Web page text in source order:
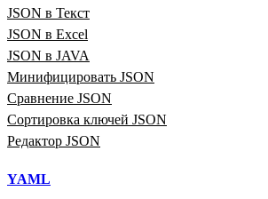
JSON в Текст
JSON в Excel
JSON в JAVA
Минифицировать JSON
Сравнение JSON
Сортировка ключей JSON
Редактор JSON
YAML